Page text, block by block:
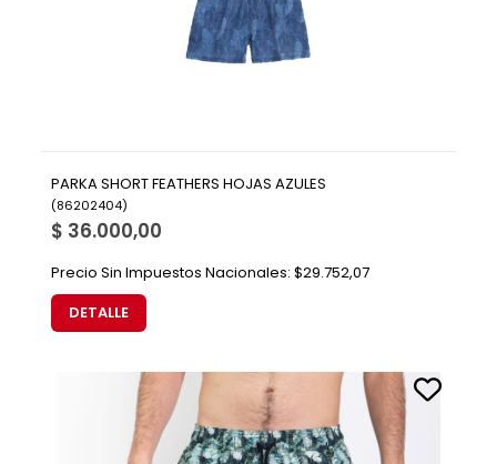
PARKA SHORT FEATHERS HOJAS AZULES
(86202404)
$ 36.000,00
Precio Sin Impuestos Nacionales: $29.752,07
DETALLE